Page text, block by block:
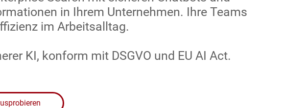
in Ihrem Unternehmen. Ihre Teams
im Arbeitsalltag.
KI, konform mit DSGVO und EU AI Act.